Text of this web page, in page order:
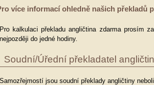
více informací ohledně našich překladů
Pro kalkulaci překladu angličtina zdarma prosím
nejpozději do jedné hodiny.
Soudní/Úřední překladatel
Samozřejmostí jsou soudní překlady angličtiny